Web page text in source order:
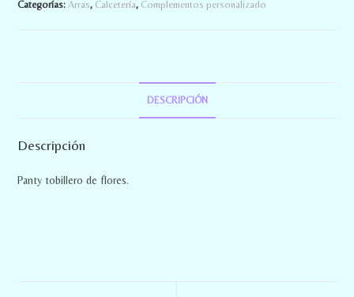
Categorías: Arras, Calcetería, Complementos personalizado
DESCRIPCIÓN
Descripción
Panty tobillero de flores.